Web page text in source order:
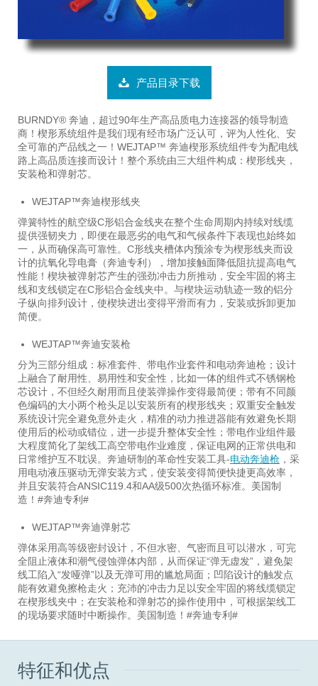
产品目录下载
BURNDY® 奔迪，超过90年生产高品质电力连接器的领导制造
商！楔形系统组件是我们现有经市场广泛认可，评为人性化、安
全可靠的产品线之一！WEJTAP™ 奔迪楔形系统组件专为配电线
路上高品质连接而设计！整个系统由三大组件构成：楔形线夹，
安装枪和弹射芯。
WEJTAP™奔迪楔形线夹
弹簧特性的航空级C形铝合金线夹在整个生命周期内持续对线缆
提供强韧夹力，即便在最恶劣的电气和气候条件下表现也始终如
一，从而确保高可靠性。C形线夹槽体内预涂专为楔形线夹而设
计的抗氧化导电膏（奔迪专利），增加接触面降低阻抗提高电气
性能！楔块被弹射芯产生的强劲冲击力所推动，安全牢固的将主
线和支线锁定在C形铝合金线夹中。与楔块运动轨迹一致的铝分
子纵向排列设计，使楔块进出变得平滑而有力，安装或拆卸更加
简便。
WEJTAP™奔迪安装枪
分为三部分组成：标准套件、带电作业套件和电动奔迪枪；设计
上融合了耐用性、易用性和安全性，比如一体的组件式不锈钢枪
芯设计，不但经久耐用而且使装弹操作变得最简便；带有不同颜
色编码的大小两个枪头足以安装所有的楔形线夹；双重安全触发
系统设计完全避免意外走火，精准的动力推进器能有效避免长期
使用后的松动或错位，进一步提升整体安全性；带电作业组件最
大程度简化了架线工高空带电作业难度，保证电网的正常供电和
日常维护互不耽误。奔迪研制的革命性安装工具-电动奔迪枪 ，采
用电动液压驱动无弹安装方式，使安装变得简便快捷更高效率，
并且安装符合ANSIC119.4和AA级500次热循环标准。美国制
造！#奔迪专利#
WEJTAP™奔迪弹射芯
弹体采用高等级密封设计，不但水密、气密而且可以潜水，可完
全阻止液体和潮气侵蚀弹体内部，从而保证“弹无虚发”，避免架
线工陷入“发哑弹”以及无弹可用的尴尬局面；凹陷设计的触发点
能有效避免擦枪走火；充沛的冲击力足以安全牢固的将线缆锁定
在楔形线夹中；在安装枪和弹射芯的操作使用中，可根据架线工
的现场要求随时中断操作。美国制造！#奔迪专利#
特征和优点